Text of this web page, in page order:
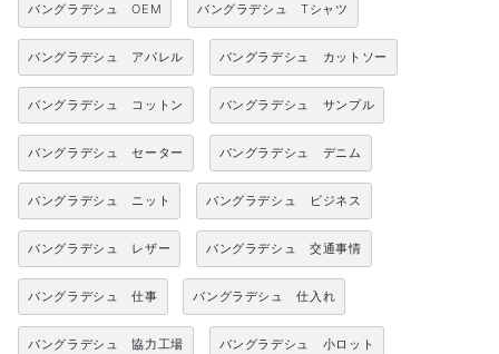
バングラデシュ OEM バングラデシュ Tシャツ
バングラデシュ アパレル バングラデシュ カットソー
バングラデシュ コットン バングラデシュ サンプル
バングラデシュ セーター バングラデシュ デニム
バングラデシュ ニット バングラデシュ ビジネス
バングラデシュ レザー バングラデシュ 交通事情
バングラデシュ 仕事 バングラデシュ 仕入れ
バングラデシュ 協力工場 バングラデシュ 小ロット